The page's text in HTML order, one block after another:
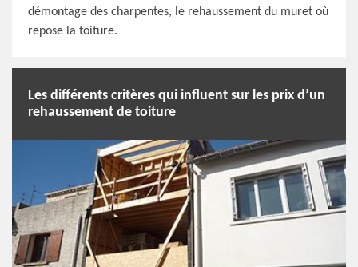
démontage des charpentes, le rehaussement du muret où
repose la toiture.
Les différents critères qui influent sur les prix d’un
rehaussement de toiture